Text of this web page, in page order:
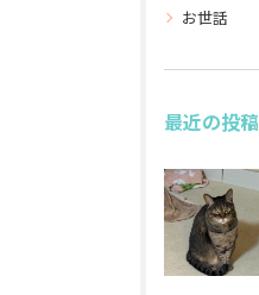
お世話
最近の投稿